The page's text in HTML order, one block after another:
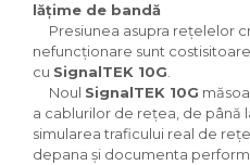
lățime de bandă
Presiunea asupra rețelelor
nefuncționare sunt
cu SignalTEK 10G
Noul SignalTEK 10G
a cablurilor de rețea, de până
simularea traficului real de
depana și documenta